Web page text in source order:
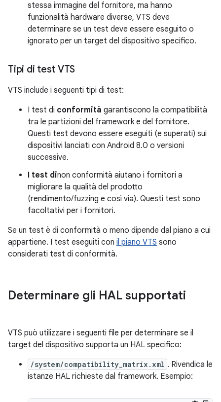
stessa immagine del fornitore, ma hanno
funzionalità hardware diverse, VTS deve
determinare se un test deve essere eseguito o
ignorato per un target del dispositivo specifico.
Tipi di test VTS
VTS include i seguenti tipi di test:
I test di conformità garantiscono la compatibilità
tra le partizioni del framework e del fornitore.
Questi test devono essere eseguiti (e superati) sui
dispositivi lanciati con Android 8.0 o versioni
successive.
I test dinon conformità aiutano i fornitori a
migliorare la qualità del prodotto
(rendimento/fuzzing e così via). Questi test sono
facoltativi per i fornitori.
Se un test è di conformità o meno dipende dal piano a cui
appartiene. I test eseguiti con il piano VTS sono
considerati test di conformità.
Determinare gli HAL supportati
VTS può utilizzare i seguenti file per determinare se il
target del dispositivo supporta un HAL specifico:
/system/compatibility_matrix.xml . Rivendica le
istanze HAL richieste dal framework. Esempio: